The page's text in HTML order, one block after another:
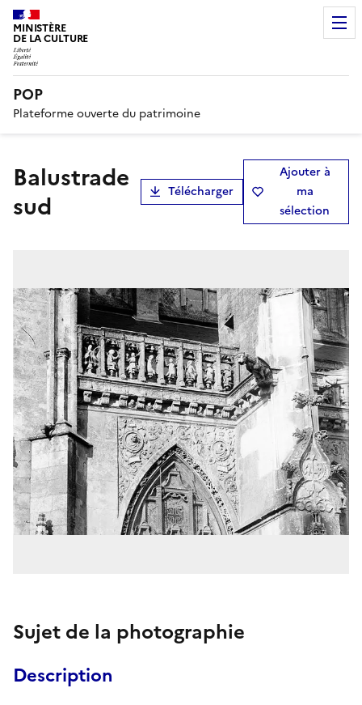
MINISTÈRE
DE LA CULTURE
POP
Plateforme ouverte du patrimoine
Balustrade
sud
Télécharger
Ajouter à
ma
sélection
Sujet de la photographie
Description